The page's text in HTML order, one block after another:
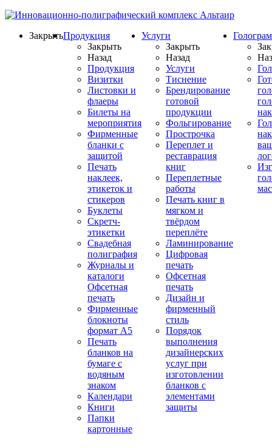
ЗакрытьПродукция
Закрыть
Назад
Продукция
Визитки
Листовки и
флаеры
Билеты на
мероприятия
Фирменные
бланки с
защитой
Печать
наклеек,
этикеток и
стикеров
Буклеты
Скретч-
этикетки
Свадебная
полиграфия
Журналы и
каталоги
Офсетная
печать
Фирменные
блокноты
формат А5
Печать
бланков на
бумаге с
водяным
знаком
Календари
Книги
Папки
картонные
Услуги
Закрыть
Назад
Услуги
Тиснение
Брендирование
готовой
продукции
Фольгирование
Прострочка
Переплет и
реставрация
книг
Переплетные
работы
Печать книг в
мягком и
твёрдом
переплёте
Ламинирование
Цифровая
печать
Офсетная
печать
Дизайн и
фирменный
стиль
Порядок
выполнения
дизайнерских
услуг при
изготовлении
бланков с
элементами
защиты